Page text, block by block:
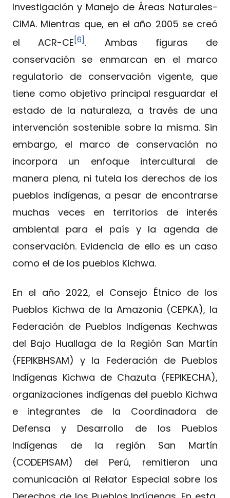
Investigación y Manejo de Áreas Naturales-
CIMA. Mientras que, en el año 2005 se creó
el ACR-CE[6]. Ambas figuras de
conservación se enmarcan en el marco
regulatorio de conservación vigente, que
tiene como objetivo principal resguardar el
estado de la naturaleza, a través de una
intervención sostenible sobre la misma. Sin
embargo, el marco de conservación no
incorpora un enfoque intercultural de
manera plena, ni tutela los derechos de los
pueblos indígenas, a pesar de encontrarse
muchas veces en territorios de interés
ambiental para el país y la agenda de
conservación. Evidencia de ello es un caso
como el de los pueblos Kichwa.
En el año 2022, el Consejo Étnico de los
Pueblos Kichwa de la Amazonia (CEPKA), la
Federación de Pueblos Indígenas Kechwas
del Bajo Huallaga de la Región San Martín
(FEPIKBHSAM) y la Federación de Pueblos
Indígenas Kichwa de Chazuta (FEPIKECHA),
organizaciones indígenas del pueblo Kichwa
e integrantes de la Coordinadora de
Defensa y Desarrollo de los Pueblos
Indígenas de la región San Martín
(CODEPISAM) del Perú, remitieron una
comunicación al Relator Especial sobre los